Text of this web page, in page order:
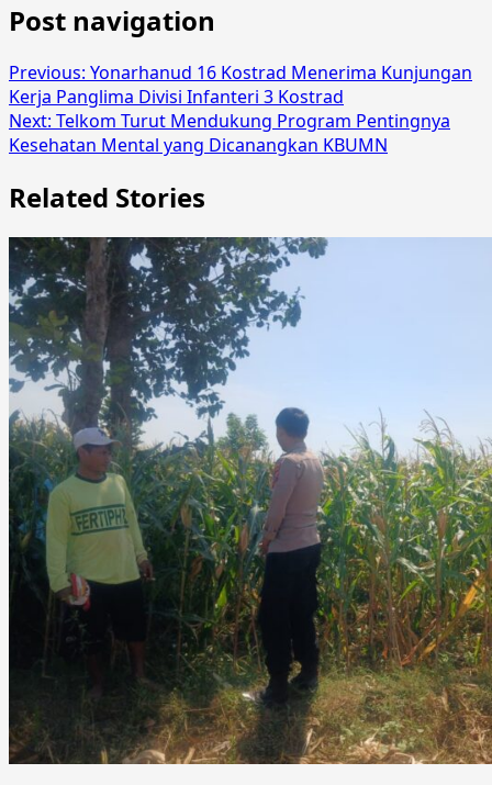
Post navigation
Previous: Yonarhanud 16 Kostrad Menerima Kunjungan
Kerja Panglima Divisi Infanteri 3 Kostrad
Next: Telkom Turut Mendukung Program Pentingnya
Kesehatan Mental yang Dicanangkan KBUMN
Related Stories